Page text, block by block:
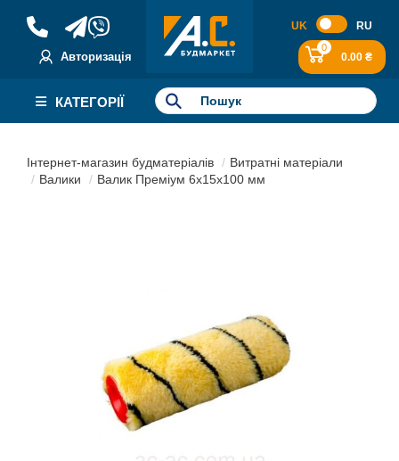
Авторизація
UK RU
0
0.00 ₴
КАТЕГОРІЇ
Інтернет-магазин будматеріалів
Витратні матеріали
Валики
Валик Преміум 6х15х100 мм